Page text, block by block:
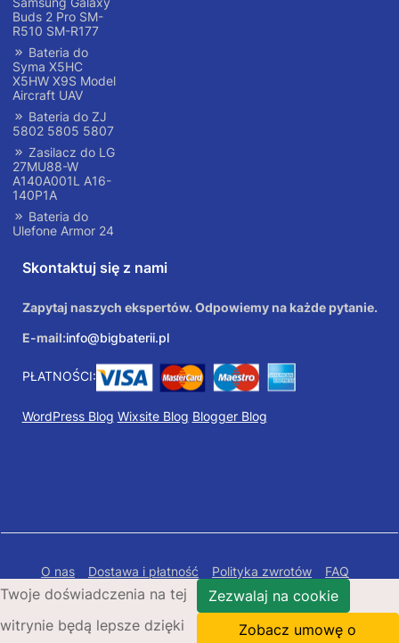
Buds 2 Pro SM-
R510 SM-R177
Bateria do
Syma X5HC
X5HW X9S Model
Aircraft UAV
Bateria do ZJ
5802 5805 5807
Zasilacz do LG
27MU88-W
A140A001L A16-
140P1A
Bateria do
Ulefone Armor 24
Skontaktuj się z nami
Zapytaj naszych ekspertów. Odpowiemy na każde pytanie.
E-mail:info@bigbaterii.pl
PŁATNOŚCI:
WordPress Blog Wixsite Blog Blogger Blog
O nas Dostawa i płatność Polityka zwrotów
FAQ
Polityka prywatności
Mapa Strony
Copyright © 2026 Bigbaterii.pl. Wszelkie prawa
zastrzeżone.
Twoje doświadczenia na tej
witrynie będą lepsze dzięki
Zezwalaj na cookie
Zobacz umowę o